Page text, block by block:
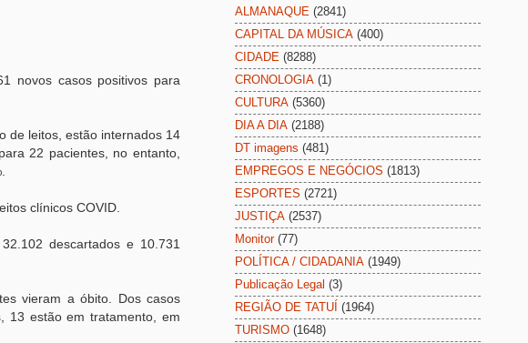
novos casos positivos para
de leitos, estão internados 14
22 pacientes, no entanto,
clínicos COVID.
descartados e 10.731
vieram a óbito. Dos casos
13 estão em tratamento, em
ALMANAQUE (2841)
CAPITAL DA MÚSICA (400)
CIDADE (8288)
CRONOLOGIA (1)
CULTURA (5360)
DIA A DIA (2188)
DT imagens (481)
EMPREGOS E NEGÓCIOS (1813)
ESPORTES (2721)
JUSTIÇA (2537)
Monitor (77)
POLÍTICA / CIDADANIA (1949)
Publicação Legal (3)
REGIÃO DE TATUÍ (1964)
TURISMO (1648)